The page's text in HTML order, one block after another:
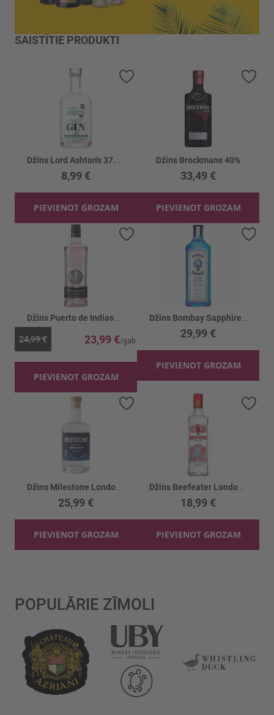
SAISTĪTIE PRODUKTI
8,99 €
PIEVIENOT GROZAM
Pievienot vēlmju sarakstam
Džins Brockmans 40%
33,49 €
PIEVIENOT GROZAM
24,99 € 23,99 €
PIEVIENOT GROZAM
Pievienot vēlmju sarakstam
29,99 €
PIEVIENOT GROZAM
25,99 €
PIEVIENOT GROZAM
Pievienot vēlmju sarakstam
18,99 €
PIEVIENOT GROZAM
POPULĀRIE ZĪMOLI